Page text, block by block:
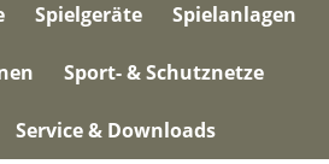
Spielgeräte Spielanlagen
Sport- & Schutznetze
Service & Downloads